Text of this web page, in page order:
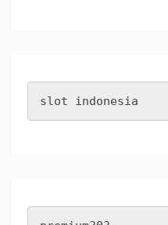
slot indonesia